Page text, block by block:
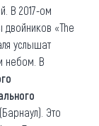
В 2017-ом
двойников «The
услышат
небом. В
Это